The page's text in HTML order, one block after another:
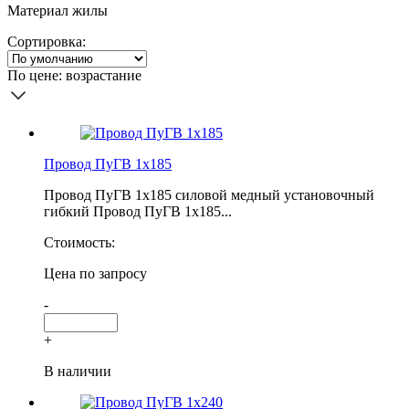
Материал жилы
Сортировка:
По цене: возрастание
Провод ПуГВ 1х185
Провод ПуГВ 1х185 силовой медный установочный
гибкий Провод ПуГВ 1х185...
Стоимость:
Цена по запросу
-
+
В наличии